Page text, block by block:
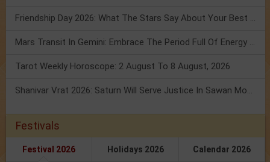
Friendship Day 2026: What The Stars Say About Your Best Friend!
Mars Transit In Gemini: Embrace The Period Full Of Energy & Intelligence
Tarot Weekly Horoscope: 2 August To 8 August, 2026
Shanivar Vrat 2026: Saturn Will Serve Justice In Sawan Month!
Festivals
Festival 2026 Holidays 2026 Calendar 2026